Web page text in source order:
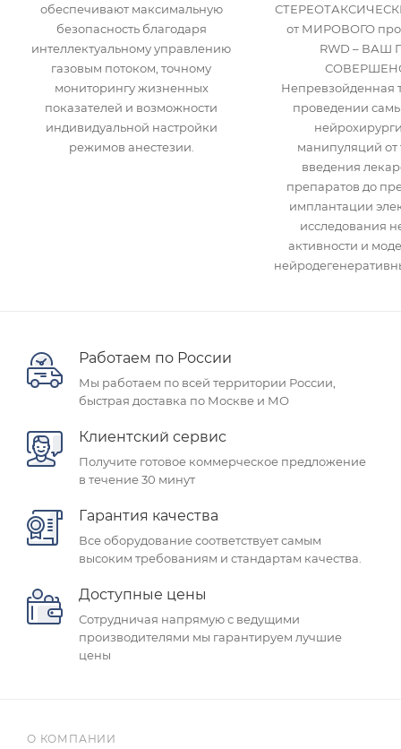
обеспечивают максимальную
безопасность благодаря
интеллектуальному управлению
газовым потоком, точному
мониторингу жизненных
показателей и возможности
индивидуальной настройки
режимов анестезии.
от МИРОВОГО
RWD – ВАШ
Непревзойденная
проведении
манипуляций от
введения
препаратов до
имплантации
исследования
активности и
Работаем по России
Мы работаем по всей территории России,
быстрая доставка по Москве и МО
Клиентский сервис
Получите готовое коммерческое предложение
в течение 30 минут
Гарантия качества
Все оборудование соответствует самым
высоким требованиям и стандартам качества.
Доступные цены
Сотрудничая напрямую с ведущими
производителями мы гарантируем лучшие
цены
О КОМПАНИИ